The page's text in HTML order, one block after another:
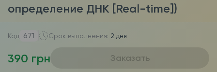
определение ДНК [Real-time])
Код 671 Срок выполнения: 2 дня
390 грн Заказать